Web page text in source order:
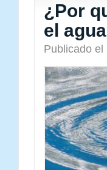
¿Por
el
Publicado el